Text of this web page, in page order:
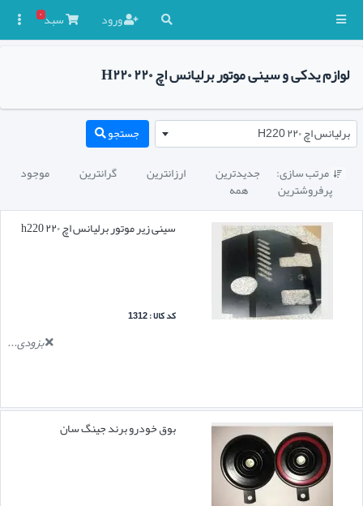
ورود سبد۰
لوازم یدکی و سینی موتور برلیانس اچ ۲۲۰ H۲۲۰
برلیانس اچ ۲۲۰ H220 جستجو
 مرتب سازی: جدیدترین ارزانترین گرانترین موجود
پرفروشترین
همه
سینی زیر موتور برلیانس اچ ۲۲۰ h220
کد کالا : 1312
بزودی...
بوق خودرو برند جینگ سان